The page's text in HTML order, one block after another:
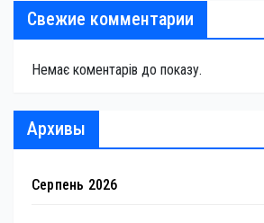
Свежие комментарии
Немає коментарів до показу.
Архивы
Серпень 2026